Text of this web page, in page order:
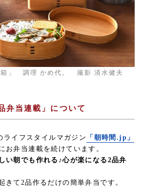
箱」 調理 かめ代。 撮影 清水健夫
弁当連載」について
ライフスタイルマガジン
「朝時間.jp」
お弁当連載を続けています。
しい朝でも作れる♪心が楽になる2品弁
きて2品作るだけの簡単弁当です。